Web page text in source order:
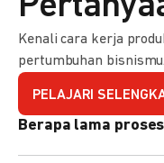
Kenali cara kerja
pertumbuhan bisnismu.
PELAJARI
Berapa lama